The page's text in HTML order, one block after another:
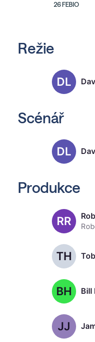
26 FEBIO
Režie
DL
Scénář
DL
Produkce
RR
TH
BH Bill
JJ